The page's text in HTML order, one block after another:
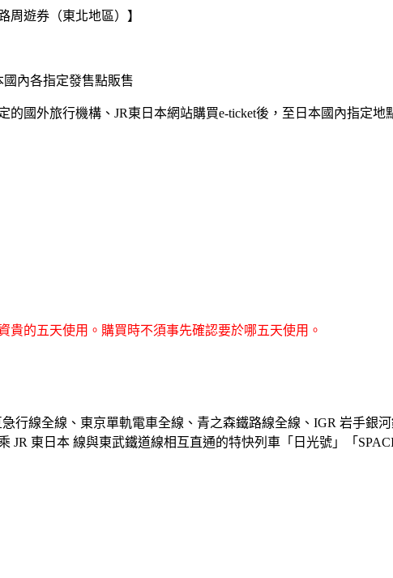
周遊券（東北地區）】
內各指定發售點販售
國外旅行機構、JR東日本網站購買e-ticket後，至日本國內指定地
的五天使用。購買時不須事先確認要於哪五天使用。
行線全線、東京單軌電車全線、青之森鐵路線全線、IGR 岩手銀
JR 東日本 線與東武鐵道線相互直通的特快列車「日光號」「